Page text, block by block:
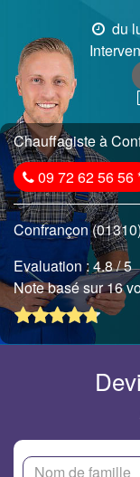
du
Chauffagiste à
09 72 62 56 56
Confrançon (01310)
Evaluation :4.8/ 5
Note basé sur 16